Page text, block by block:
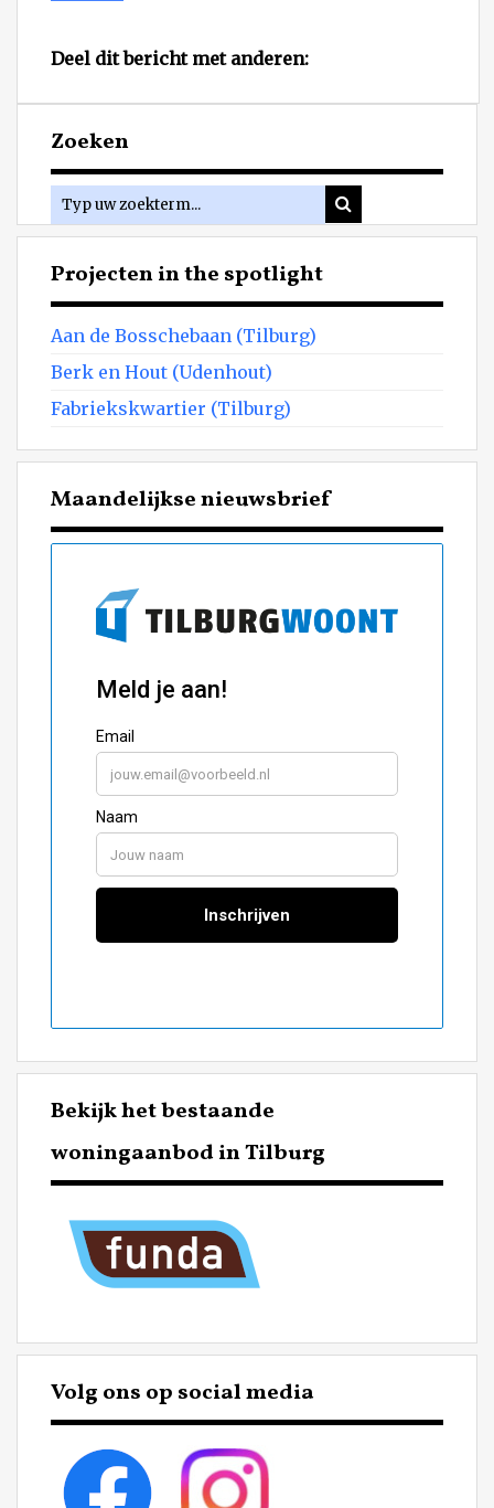
Deel dit bericht met anderen:
Zoeken
Projecten in the spotlight
Aan de Bosschebaan (Tilburg)
Berk en Hout (Udenhout)
Fabriekskwartier (Tilburg)
Maandelijkse nieuwsbrief
Bekijk het bestaande
woningaanbod in Tilburg
Volg ons op social media